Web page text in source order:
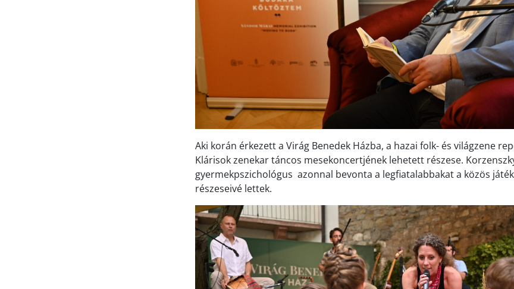
Aki korán érkezett a Virág Benedek Házba, a hazai folk- és világzene
Klárisok zenekar táncos mesekoncertjének lehetett részese.
gyermekpszichológus azonnal bevonta a legfiatalabbakat a közös
részeseivé lettek.